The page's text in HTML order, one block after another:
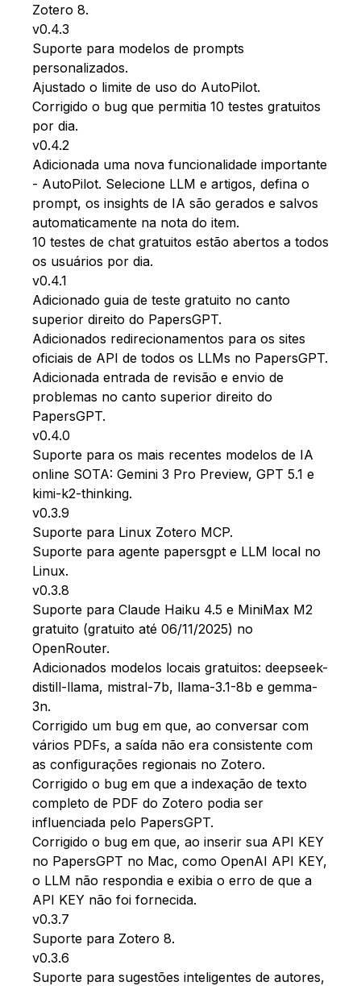
Zotero 8.
v0.4.3
Suporte para modelos de prompts
personalizados.
Ajustado o limite de uso do AutoPilot.
Corrigido o bug que permitia 10 testes gratuitos
por dia.
v0.4.2
Adicionada uma nova funcionalidade importante
- AutoPilot. Selecione LLM e artigos, defina o
prompt, os insights de IA são gerados e salvos
automaticamente na nota do item.
10 testes de chat gratuitos estão abertos a todos
os usuários por dia.
v0.4.1
Adicionado guia de teste gratuito no canto
superior direito do PapersGPT.
Adicionados redirecionamentos para os sites
oficiais de API de todos os LLMs no PapersGPT.
Adicionada entrada de revisão e envio de
problemas no canto superior direito do
PapersGPT.
v0.4.0
Suporte para os mais recentes modelos de IA
online SOTA: Gemini 3 Pro Preview, GPT 5.1 e
kimi-k2-thinking.
v0.3.9
Suporte para Linux Zotero MCP.
Suporte para agente papersgpt e LLM local no
Linux.
v0.3.8
Suporte para Claude Haiku 4.5 e MiniMax M2
gratuito (gratuito até 06/11/2025) no
OpenRouter.
Adicionados modelos locais gratuitos: deepseek-
distill-llama, mistral-7b, llama-3.1-8b e gemma-
3n.
Corrigido um bug em que, ao conversar com
vários PDFs, a saída não era consistente com
as configurações regionais no Zotero.
Corrigido o bug em que a indexação de texto
completo de PDF do Zotero podia ser
influenciada pelo PapersGPT.
Corrigido o bug em que, ao inserir sua API KEY
no PapersGPT no Mac, como OpenAI API KEY,
o LLM não respondia e exibia o erro de que a
API KEY não foi fornecida.
v0.3.7
Suporte para Zotero 8.
v0.3.6
Suporte para sugestões inteligentes de autores,